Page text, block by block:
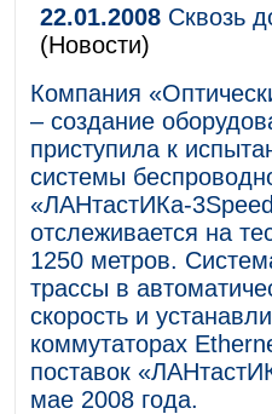
22.01.2008 Сквозь
(Новости)
Компания
– создание
приступила к
системы
«ЛАНтастИКа-
отслеживается на
1250 метров.
трассы в
скорость и
коммутаторах
поставок
мае 2008 года.